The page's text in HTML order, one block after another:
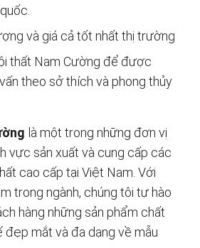
và giá cả tốt nhất thị trường
thất Nam Cường để được
theo sở thích và phong thủy
là một trong những đơn vị
vực sản xuất và cung cấp các
cao cấp tại Việt Nam. Với
trong ngành, chúng tôi tự hào
hàng những sản phẩm chất
đẹp mắt và đa dạng về mẫu